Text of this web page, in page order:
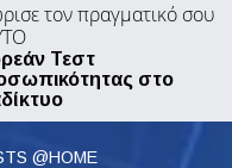
τον πραγματικό σου
Τεστ
στο
@HOME